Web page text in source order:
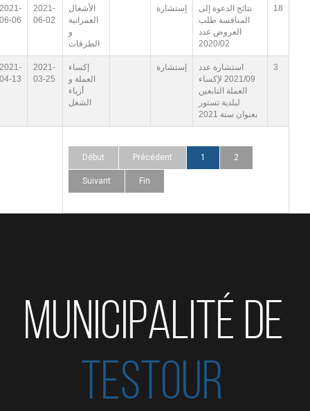
Début Précédent 1 2
Suivant Fin
18
نتائج الدعوة إلى
المنافسة طلب
العروض عدد
2020/02
إستشارة
الأشغال
العمرانية
و
الطرقات
2021-
06-02
2021-
06-06
3
استشارة عدد
2021/09 لإكساء
العملة التابعين
لبلدية تستور
بعنوان سنة 2021
إستشارة
إكساء
العملة و
أزياء
الشغل
2021-
03-25
2021-
04-13
MUNICIPALITÉ DE
TESTOUR